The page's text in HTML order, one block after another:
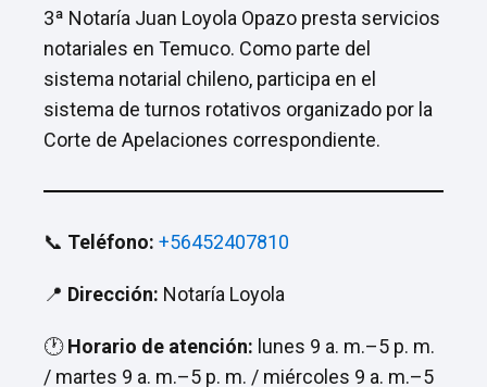
3ª Notaría Juan Loyola Opazo presta servicios
notariales en Temuco. Como parte del
sistema notarial chileno, participa en el
sistema de turnos rotativos organizado por la
Corte de Apelaciones correspondiente.
📞 Teléfono: +56452407810
📍 Dirección: Notaría Loyola
🕐Horario de atención: lunes 9 a. m.–5 p. m.
/ martes 9 a. m.–5 p. m. / miércoles 9 a. m.–5